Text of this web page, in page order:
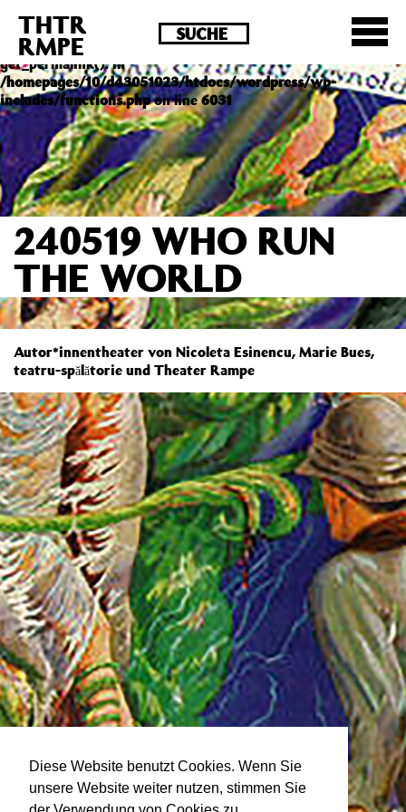
Diese Website benutzt Cookies. Wenn Sie
unsere Website weiter nutzen, stimmen Sie
Deprecated : Die Funktion post_permalink ist seit
Version 4.4.0 veraltet! Verwende stattdessen
get_permalink(). in
/homepages/10/d43051023/htdocs/wordpress/wp-
includes/functions.phpon line6031
THTR
RMPE
240519 WHO RUN
THE WORLD
Autor*innentheater von Nicoleta Esinencu, Marie Bues,
teatru-spălătorie und Theater Rampe